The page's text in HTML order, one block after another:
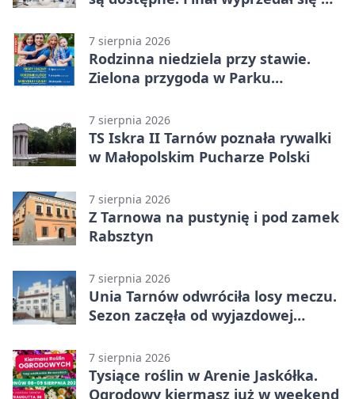
7 sierpnia 2026
Rodzinna niedziela przy stawie.
Zielona przygoda w Parku
7 sierpnia 2026
TS Iskra II Tarnów poznała rywalki
w Małopolskim Pucharze Polski
7 sierpnia 2026
Z Tarnowa na pustynię i pod zamek
Rabsztyn
7 sierpnia 2026
Unia Tarnów odwróciła losy meczu.
Sezon zaczęła od wyjazdowej
7 sierpnia 2026
Tysiące roślin w Arenie Jaskółka.
Ogrodowy kiermasz już w weekend